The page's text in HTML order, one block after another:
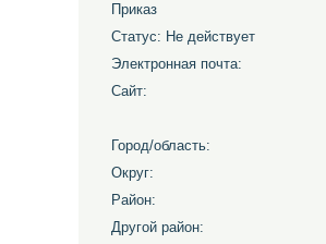
Приказ
Статус: Не действует
Электронная почта:
Сайт:
Город/область:
Округ:
Район:
Другой район: